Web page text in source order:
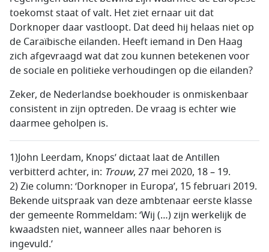
toekomst staat of valt. Het ziet ernaar uit dat
Dorknoper daar vastloopt. Dat deed hij helaas niet op
de Caraïbische eilanden. Heeft iemand in Den Haag
zich afgevraagd wat dat zou kunnen betekenen voor
de sociale en politieke verhoudingen op die eilanden?
Zeker, de Nederlandse boekhouder is onmiskenbaar
consistent in zijn optreden. De vraag is echter wie
daarmee geholpen is.
1)John Leerdam, Knops’ dictaat laat de Antillen
verbitterd achter, in: Trouw, 27 mei 2020, 18 – 19.
2) Zie column: ‘Dorknoper in Europa’, 15 februari 2019.
Bekende uitspraak van deze ambtenaar eerste klasse
der gemeente Rommeldam: ‘Wij (…) zijn werkelijk de
kwaadsten niet, wanneer alles naar behoren is
ingevuld.’